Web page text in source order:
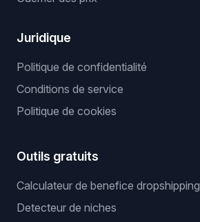
Juridique
Politique de confidentialité
Conditions de service
Politique de cookies
Outils gratuits
Calculateur de benefice dropshipping
Detecteur de niches